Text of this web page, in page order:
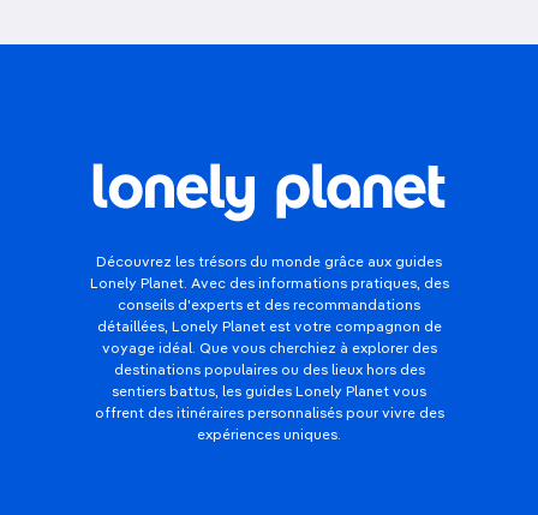
Découvrez les trésors du monde grâce aux guides
Lonely Planet. Avec des informations pratiques, des
conseils d'experts et des recommandations
détaillées, Lonely Planet est votre compagnon de
voyage idéal. Que vous cherchiez à explorer des
destinations populaires ou des lieux hors des
sentiers battus, les guides Lonely Planet vous
offrent des itinéraires personnalisés pour vivre des
expériences uniques.